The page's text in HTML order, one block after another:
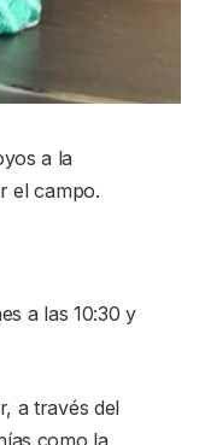
a la
el campo.
a las 10:30 y
a través del